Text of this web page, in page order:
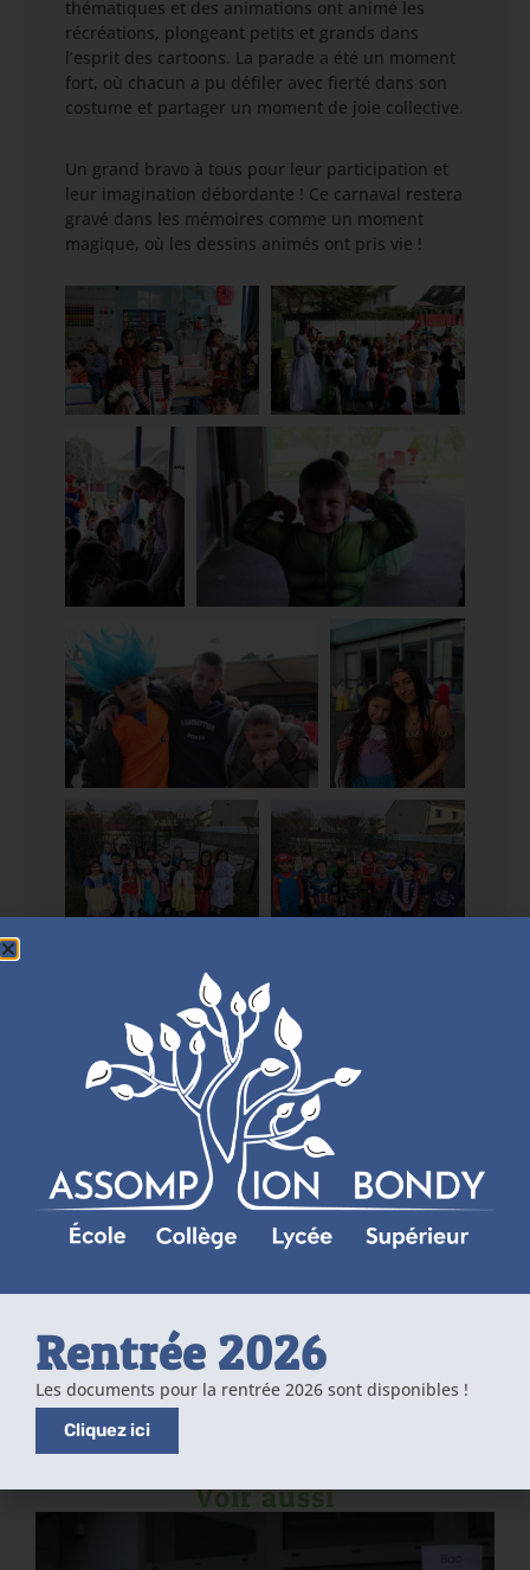
thématiques et des animations ont animé les
récréations, plongeant petits et grands dans
l’esprit des cartoons. La parade a été un moment
fort, où chacun a pu défiler avec fierté dans son
costume et partager un moment de joie collective.
Un grand bravo à tous pour leur participation et
leur imagination débordante ! Ce carnaval restera
gravé dans les mémoires comme un moment
magique, où les dessins animés ont pris vie !
Voir aussi
Rentrée 2026
Les documents pour la rentrée 2026 sont disponibles !
Cliquez ici